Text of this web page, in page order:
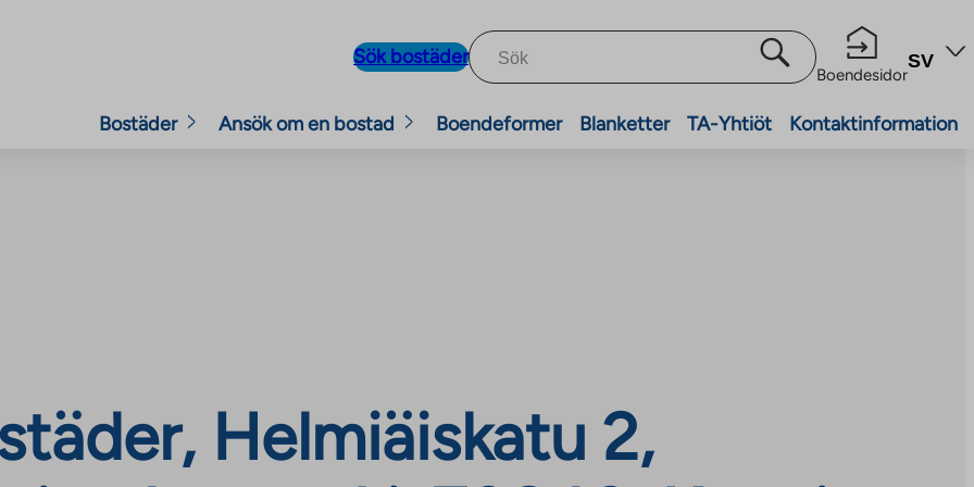
Sök bostäder
Boendesidor
SV
Bostäder Ansök om en bostad Boendeformer Blanketter TA-Yhtiöt Kontaktinformation
Helmiäiskatu 2,